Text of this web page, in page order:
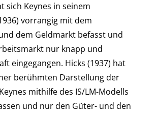
sich Keynes in seinem
vorrangig mit dem
dem Geldmarkt befasst und
nur knapp und
eingegangen. Hicks (1937) hat
berühmten Darstellung der
mithilfe des IS/LM-Modells
und nur den Güter- und den